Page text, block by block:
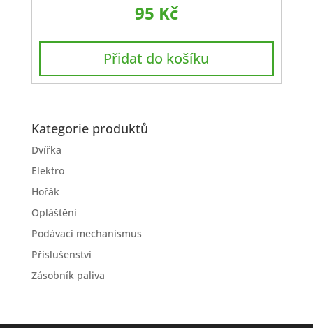
95 Kč
Přidat do košíku
Kategorie produktů
Dvířka
Elektro
Hořák
Opláštění
Podávací mechanismus
Příslušenství
Zásobník paliva